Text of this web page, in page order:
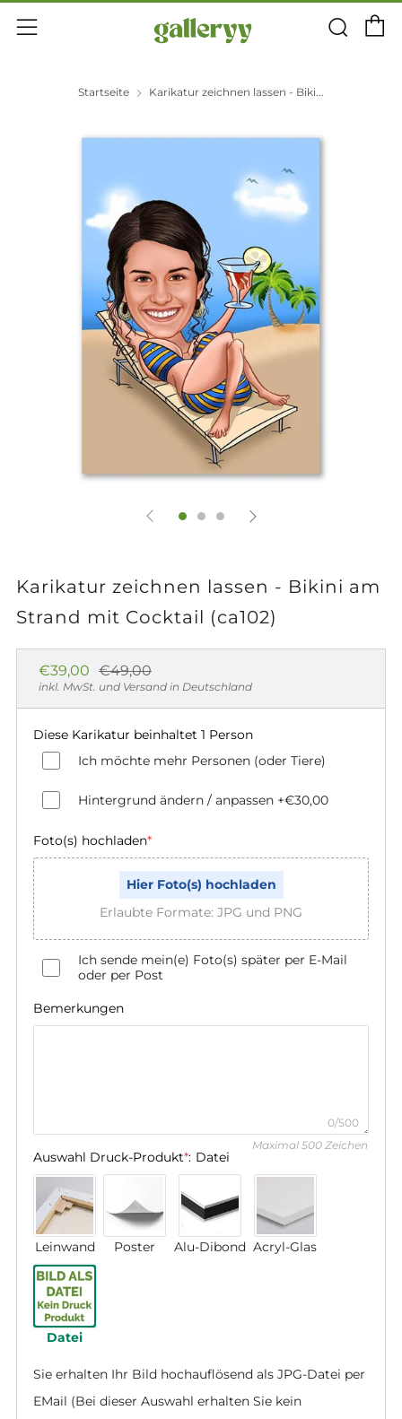
Menü
Startseite Karikatur zeichnen lassen - Biki...
Karikatur zeichnen lassen - Bikini am
Strand mit Cocktail (ca102)
Normaler
Preis
€39,00 Sonderpreis
€49,00
inkl. MwSt. und Versand in Deutschland
Diese Karikatur beinhaltet 1 Person
Ich möchte mehr Personen (oder Tiere)
Hintergrund ändern / anpassen +€30,00
Foto(s) hochladen*
Hier Foto(s) hochladen
Erlaubte Formate: JPG und PNG
Ich sende mein(e) Foto(s) später per E-Mail
oder per Post
Bemerkungen
0/500
Maximal 500 Zeichen
Auswahl Druck-Produkt*: Datei
Leinwand Poster Alu-Dibond Acryl-Glas
Datei
Sie erhalten Ihr Bild hochauflösend als JPG-Datei per
EMail (Bei dieser Auswahl erhalten Sie kein